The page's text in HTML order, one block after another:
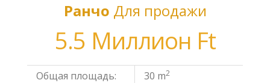
Ранчо Для продажи
5.5 Миллион Ft
Общая площадь: 30 m2